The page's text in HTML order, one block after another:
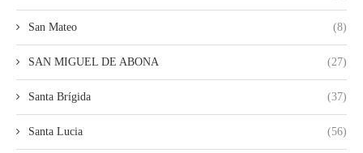
San Mateo (8)
SAN MIGUEL DE ABONA (27)
Santa Brígida (37)
Santa Lucia (56)